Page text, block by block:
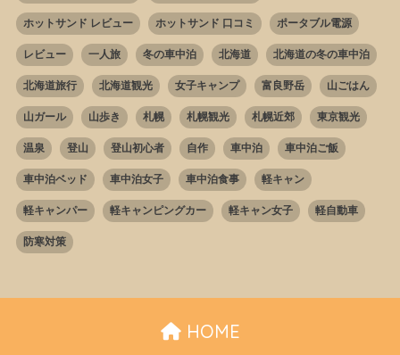
ホットサンド レビュー ホットサンド 口コミ ポータブル電源
レビュー 一人旅 冬の車中泊 北海道 北海道の冬の車中泊
北海道旅行 北海道観光 女子キャンプ 富良野岳 山ごはん
山ガール 山歩き 札幌 札幌観光 札幌近郊 東京観光
温泉 登山 登山初心者 自作 車中泊 車中泊ご飯
車中泊ベッド 車中泊女子 車中泊食事 軽キャン
軽キャンパー 軽キャンピングカー 軽キャン女子 軽自動車
防寒対策
HOME